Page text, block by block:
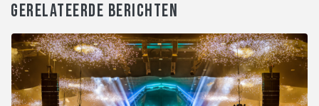
GERELATEERDE BERICHTEN